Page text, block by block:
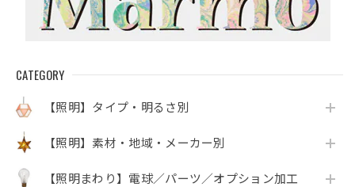
CATEGORY
【照明】タイプ・明るさ別
【照明】素材・地域・メーカー別
【照明まわり】電球／パーツ／オプション加工